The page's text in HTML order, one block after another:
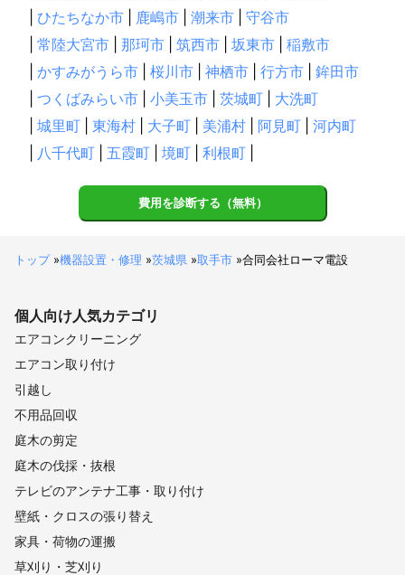
ひたちなか市 鹿嶋市 潮来市
守谷市
常陸大宮市 那珂市 筑西市 坂東市
稲敷市
かすみがうら市 桜川市 神栖市 行方市
鉾田市
つくばみらい市 小美玉市 茨城町
大洗町
城里町 東海村 大子町 美浦村 阿見町
河内町
八千代町 五霞町 境町 利根町
費用を診断する（無料）
トップ»機器設置・修理 »茨城県 »取手市 »合同会社ローマ電設
個人向け人気カテゴリ
エアコンクリーニング
エアコン取り付け
引越し
不用品回収
庭木の剪定
庭木の伐採・抜根
テレビのアンテナ工事・取り付け
壁紙・クロスの張り替え
家具・荷物の運搬
草刈り・芝刈り